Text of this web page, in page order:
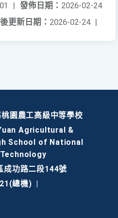
發佈日期： 2026-02-24
|
更新日期： 2026-02-24 |
園農工高級中等學校
Agricultural &
School of National
成功路二段144號
總機)